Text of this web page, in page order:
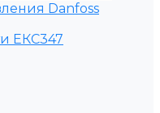
Danfoss
ЕКС347